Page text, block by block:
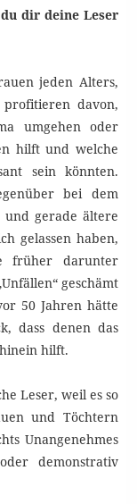
dir deine Leser
jeden Alters,
davon,
umgehen oder
hilft und welche
sein könnten.
bei dem
gerade ältere
gelassen haben,
früher darunter
geschämt
50 Jahren hätte
dass denen das
hilft.
Leser, weil es so
und Töchtern
Unangenehmes
demonstrativ